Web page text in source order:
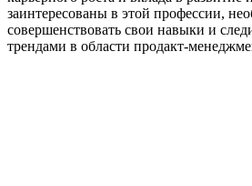
заинтересованы в этой профессии,
совершенствовать свои навыки и
трендами в области продакт-